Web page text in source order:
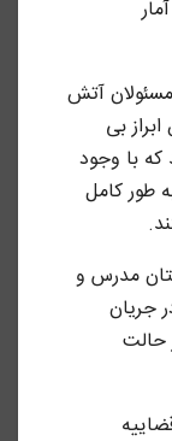
مسئولان آتش
بی
که با وجود
طور کامل
مدرس و
جریان
حالت